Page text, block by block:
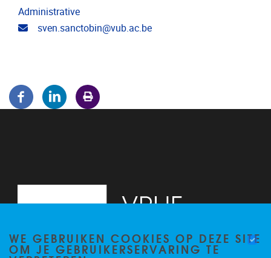
Administrative
Email address
sven.sanctobin@vub.ac.be
WE GEBRUIKEN COOKIES OP DEZE SITE
OM JE GEBRUIKERSERVARING TE